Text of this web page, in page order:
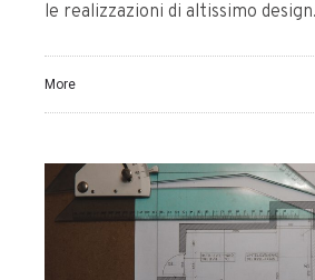
le realizzazioni di altissimo
More